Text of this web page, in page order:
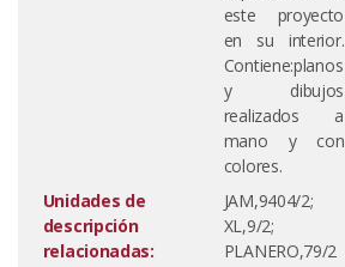
este proyecto
en su interior.
Contiene:planos
y dibujos
realizados a
mano y con
colores.
Unidades de
descripción
relacionadas:
JAM,9404/2;
XL,9/2;
PLANERO,79/2